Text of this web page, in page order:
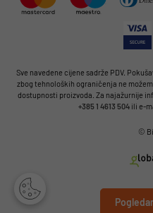
Sve navedene cijene sadrže PDV.
zbog tehnoloških ograničenja ne
dostupnosti proizvoda. Za najažurnije
+385 1 4613 504ili e-
©